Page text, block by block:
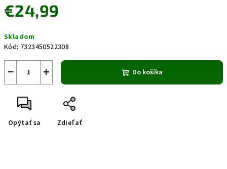
€24,99
cena:
Skladom
Kód: 7323450522308
+
− Do košíka
Opýtať sa Zdieľať